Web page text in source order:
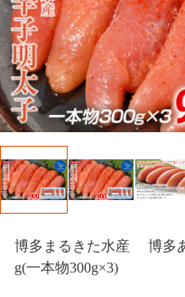
博多まるきた水産 博多
g(一本物300g×3)